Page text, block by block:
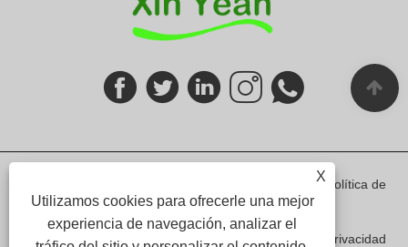
X
Utilizamos cookies para ofrecerle una mejor
experiencia de navegación, analizar el
política de
privacidad